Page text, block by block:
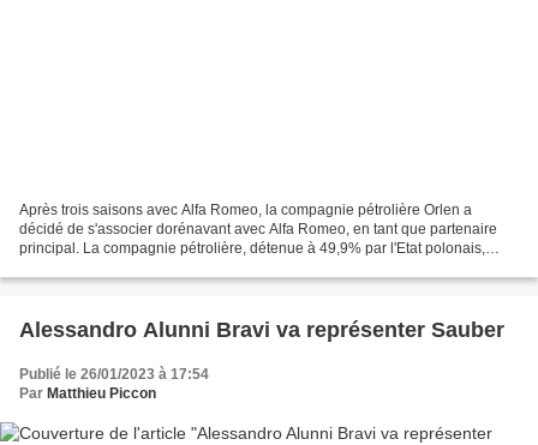
Après trois saisons avec Alfa Romeo, la compagnie pétrolière Orlen a
décidé de s'associer dorénavant avec Alfa Romeo, en tant que partenaire
principal. La compagnie pétrolière, détenue à 49,9% par l'Etat polonais,
Alessandro Alunni Bravi va représenter Sauber
Publié le 26/01/2023 à 17:54
Par Matthieu Piccon